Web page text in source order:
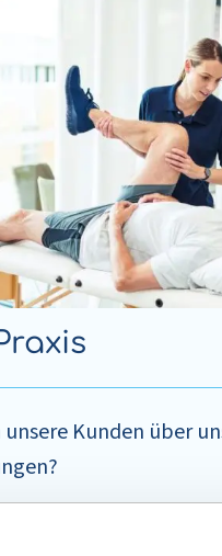
unsere Kunden über